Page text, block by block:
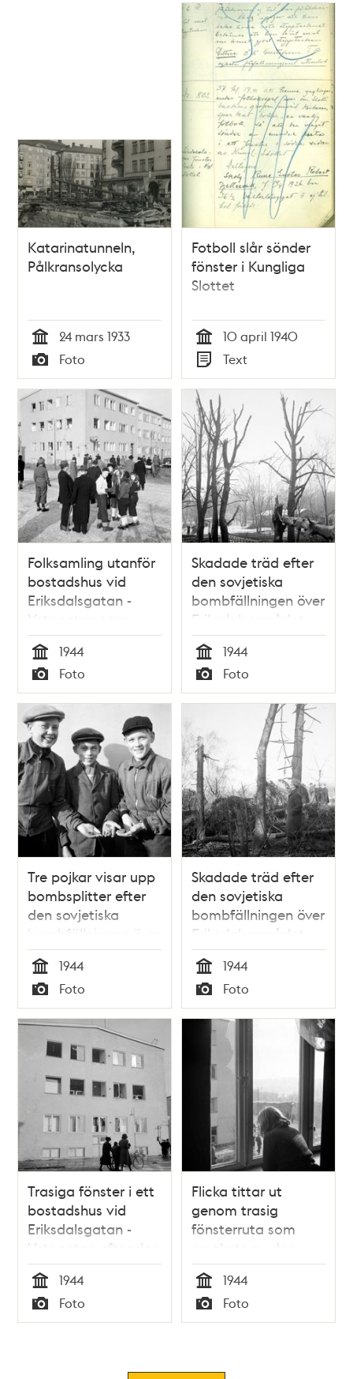
Katarinatunneln,
Pålkransolycka
Tid
24 mars 1933
Typ
Foto
Fotboll slår sönder
fönster i Kungliga
Slottet
Tid
10 april 1940
Typ
Text
Folksamling utanför
bostadshus vid
Eriksdalsgatan -
Vetegatan som
skadats efter den
sovjetiska
bombfällningen över
Eriksdalsområdet
1944.
Tid
1944
Typ
Foto
Skadade träd efter
den sovjetiska
bombfällningen över
Eriksdalsområdet
1944.
Tid
1944
Typ
Foto
Tre pojkar visar upp
bombsplitter efter
den sovjetiska
bombfällningen över
Eriksdalsområdet
1944.
Tid
1944
Typ
Foto
Skadade träd efter
den sovjetiska
bombfällningen över
Eriksdalsområdet
1944.
Tid
1944
Typ
Foto
Trasiga fönster i ett
bostadshus vid
Eriksdalsgatan -
Vetegatan efter den
sovjetiska
bombfällningen över
Eriksdalsområdet
1944.
Tid
1944
Typ
Foto
Flicka tittar ut
genom trasig
fönsterruta som
orsakats av den
sovjetiska
bombfällningen över
Eriksdalsområdet
1944.
Tid
1944
Typ
Foto